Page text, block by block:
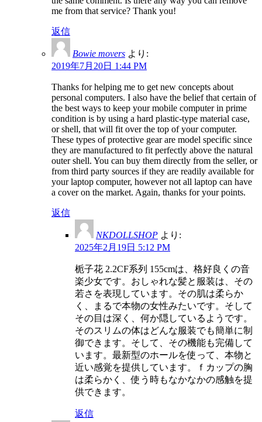
me from that service? Thank you!
返信
Bowie movers より:
2019年7月20日 1:44 PM
Thanks for helping me to get new concepts about
personal computers. I also have the belief that certain of
the best ways to keep your mobile computer in prime
condition is by using a hard plastic-type material case,
or shell, that will fit over the top of your computer.
These types of protective gear are model specific since
they are manufactured to fit perfectly above the natural
outer shell. You can buy them directly from the seller, or
from third party sources if they are readily available for
your laptop computer, however not all laptop can have
a cover on the market. Again, thanks for your points.
返信
NKDOLLSHOP より:
2025年2月19日 5:12 PM
栀子花 2.2CF系列 155cmは、格好良くの音
楽少女です。おしゃれな髪と服装は、その
若さを表現しています。その肌は柔らか
く、まるで本物の女性みたいです。そして
その目は深く、何か隠しているようです。
そのスリムの体はどんな服装でも簡単に制
御できます。そして、その機能も完備して
います。最新型のホールを使って、本物と
近い感覚を提供しています。ｆカップの胸
は柔らかく、使う時もなかなかの感触を提
供できます。
返信